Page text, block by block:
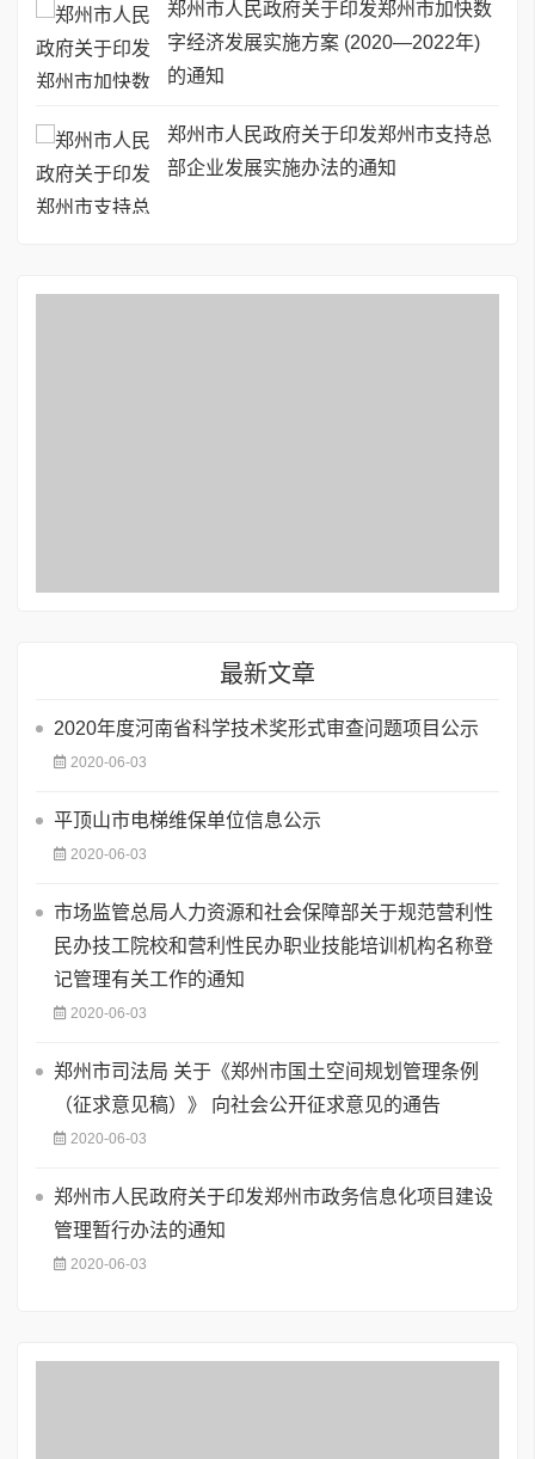
郑州市人民政府关于印发郑州市加快数
字经济发展实施方案 (2020—2022年)
的通知
郑州市人民政府关于印发郑州市支持总
部企业发展实施办法的通知
最新文章
2020年度河南省科学技术奖形式审查问题项目公示
2020-06-03
平顶山市电梯维保单位信息公示
2020-06-03
市场监管总局人力资源和社会保障部关于规范营利性
民办技工院校和营利性民办职业技能培训机构名称登
记管理有关工作的通知
2020-06-03
郑州市司法局 关于《郑州市国土空间规划管理条例
（征求意见稿）》 向社会公开征求意见的通告
2020-06-03
郑州市人民政府关于印发郑州市政务信息化项目建设
管理暂行办法的通知
2020-06-03